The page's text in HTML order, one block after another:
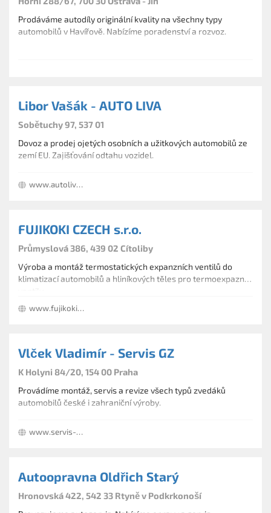
Prodáváme autodíly originální kvality na všechny typy
automobilů v Havířově. Nabízíme poradenství a rozvoz.
Libor Vašák - AUTO LIVA
Sobětuchy 97, 537 01
Dovoz a prodej ojetých osobních a užitkových automobilů ze
zemí EU. Zajišťování odtahu vozidel.
www.autoliva.cz
FUJIKOKI CZECH s.r.o.
Průmyslová 386, 439 02 Cítoliby
Výroba a montáž termostatických expanzních ventilů do
klimatizací automobilů a hliníkových těles pro termoexpazní
www.fujikoki.cz
Vlček Vladimír - Servis GZ
K Holyni 84/20, 154 00 Praha
Provádíme montáž, servis a revize všech typů zvedáků
automobilů české i zahraniční výroby.
www.servis-gz.cz
Autoopravna Oldřich Starý
Hronovská 422, 542 33 Rtyně v Podkrkonoší